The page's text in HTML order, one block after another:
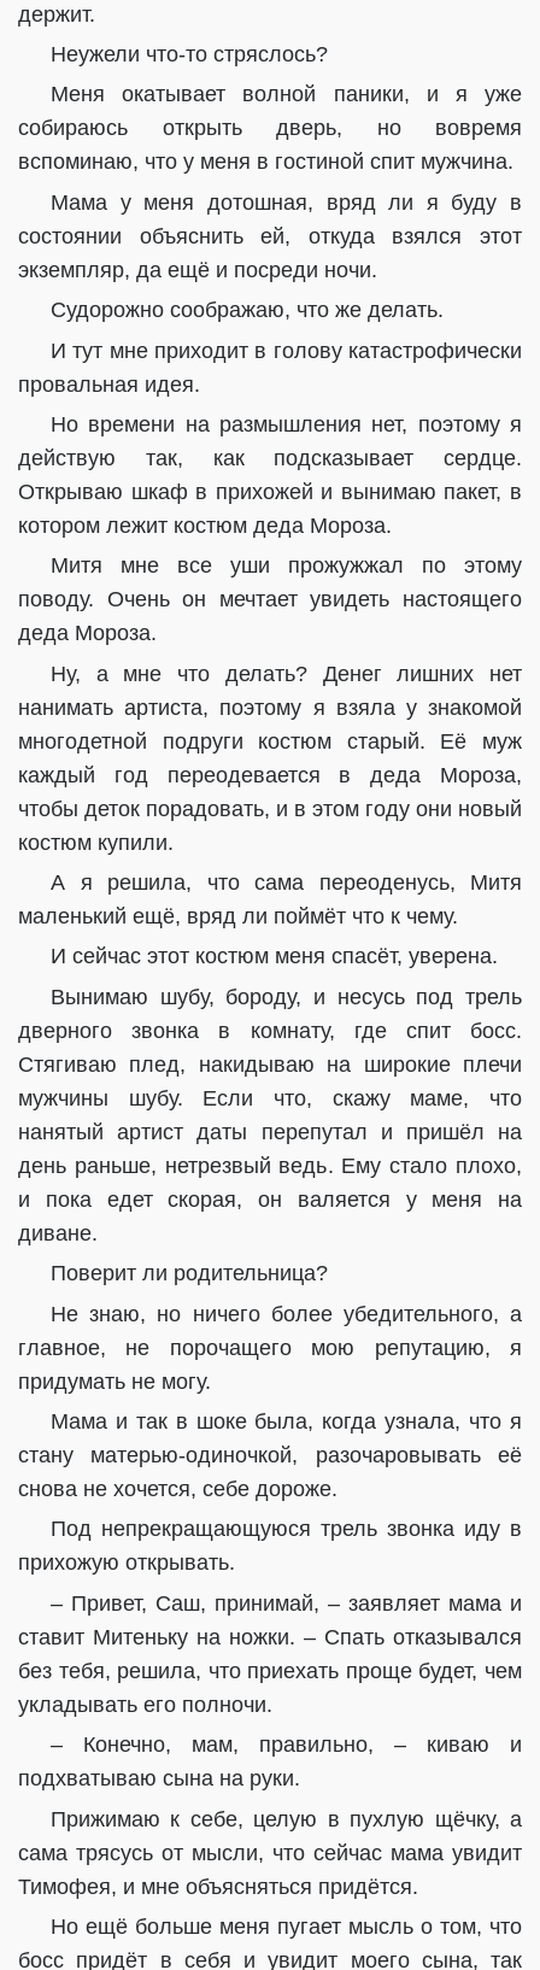
держит.
Неужели что-то стряслось?
Меня окатывает волной паники, и я уже
собираюсь открыть дверь, но вовремя
вспоминаю, что у меня в гостиной спит мужчина.
Мама у меня дотошная, вряд ли я буду в
состоянии объяснить ей, откуда взялся этот
экземпляр, да ещё и посреди ночи.
Судорожно соображаю, что же делать.
И тут мне приходит в голову катастрофически
провальная идея.
Но времени на размышления нет, поэтому я
действую так, как подсказывает сердце.
Открываю шкаф в прихожей и вынимаю пакет, в
котором лежит костюм деда Мороза.
Митя мне все уши прожужжал по этому
поводу. Очень он мечтает увидеть настоящего
деда Мороза.
Ну, а мне что делать? Денег лишних нет
нанимать артиста, поэтому я взяла у знакомой
многодетной подруги костюм старый. Её муж
каждый год переодевается в деда Мороза,
чтобы деток порадовать, и в этом году они новый
костюм купили.
А я решила, что сама переоденусь, Митя
маленький ещё, вряд ли поймёт что к чему.
И сейчас этот костюм меня спасёт, уверена.
Вынимаю шубу, бороду, и несусь под трель
дверного звонка в комнату, где спит босс.
Стягиваю плед, накидываю на широкие плечи
мужчины шубу. Если что, скажу маме, что
нанятый артист даты перепутал и пришёл на
день раньше, нетрезвый ведь. Ему стало плохо,
и пока едет скорая, он валяется у меня на
диване.
Поверит ли родительница?
Не знаю, но ничего более убедительного, а
главное, не порочащего мою репутацию, я
придумать не могу.
Мама и так в шоке была, когда узнала, что я
стану матерью-одиночкой, разочаровывать её
снова не хочется, себе дороже.
Под непрекращающуюся трель звонка иду в
прихожую открывать.
– Привет, Саш, принимай, – заявляет мама и
ставит Митеньку на ножки. – Спать отказывался
без тебя, решила, что приехать проще будет, чем
укладывать его полночи.
– Конечно, мам, правильно, – киваю и
подхватываю сына на руки.
Прижимаю к себе, целую в пухлую щёчку, а
сама трясусь от мысли, что сейчас мама увидит
Тимофея, и мне объясняться придётся.
Но ещё больше меня пугает мысль о том, что
босс придёт в себя и увидит моего сына, так